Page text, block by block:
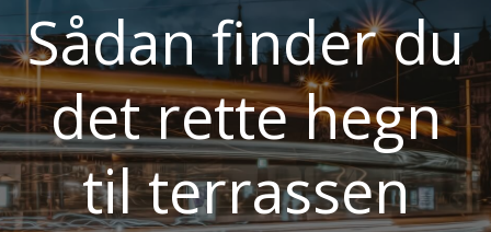
Sådan finder du
det rette hegn
til terrassen